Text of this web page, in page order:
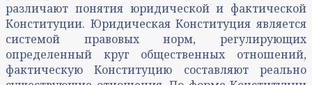
различают понятия юридической и фактической
Конституции. Юридическая Конституция является
системой правовых норм, регулирующих
определенный круг общественных отношений,
фактическую Конституцию составляют реально